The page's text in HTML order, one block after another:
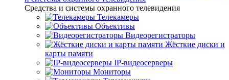
Средства и системы охранного телевидения
Телекамеры
Объективы
Видеорегистраторы
Жёсткие диски и
карты памяти
IP-видеосерверы
Мониторы